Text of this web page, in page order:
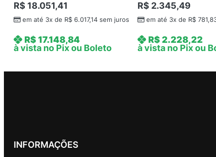
R$ 18.051,41
em até 3x de R$ 6.017,14 sem juros
R$17.148,84
à vista no Pix ou Boleto
R$ 2.345,49
em até 3x de R$
R$2.228,22
à vista no Pix ou
INFORMAÇÕES